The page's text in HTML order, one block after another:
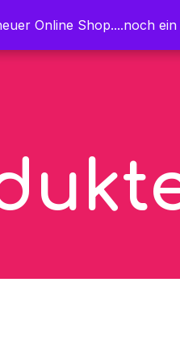
Online Shop....noch
Online Shop....noch